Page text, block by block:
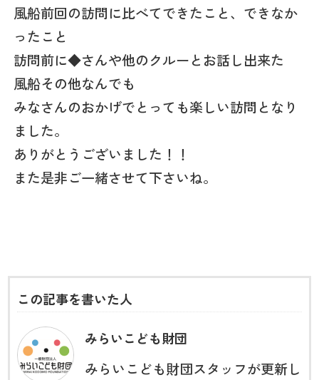
風船前回の訪問に比べてできたこと、できなか
ったこと
訪問前に◆さんや他のクルーとお話し出来た
風船その他なんでも
みなさんのおかげでとっても楽しい訪問となり
ました。
ありがとうございました！！
また是非ご一緒させて下さいね。
この記事を書いた人
みらいこども財団
みらいこども財団スタッフが更新し